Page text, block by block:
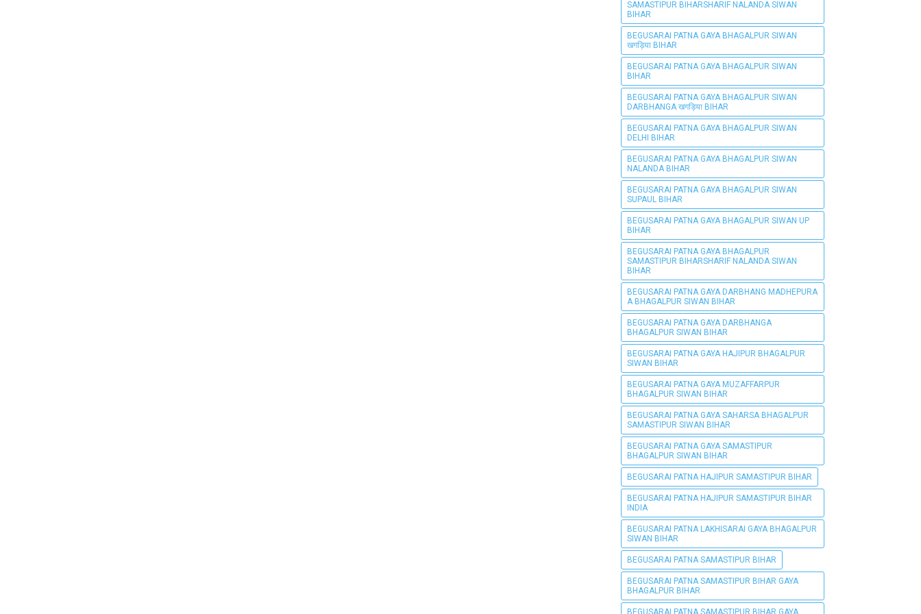
SAMASTIPUR BIHARSHARIF NALANDA SIWAN
BIHAR
BEGUSARAI PATNA GAYA BHAGALPUR SIWAN
खगड़िया BIHAR
BEGUSARAI PATNA GAYA BHAGALPUR SIWAN
BIHAR
BEGUSARAI PATNA GAYA BHAGALPUR SIWAN
DARBHANGA खगड़िया BIHAR
BEGUSARAI PATNA GAYA BHAGALPUR SIWAN
DELHI BIHAR
BEGUSARAI PATNA GAYA BHAGALPUR SIWAN
NALANDA BIHAR
BEGUSARAI PATNA GAYA BHAGALPUR SIWAN
SUPAUL BIHAR
BEGUSARAI PATNA GAYA BHAGALPUR SIWAN UP
BIHAR
BEGUSARAI PATNA GAYA BHAGALPUR
SAMASTIPUR BIHARSHARIF NALANDA SIWAN
BIHAR
BEGUSARAI PATNA GAYA DARBHANG MADHEPURA
A BHAGALPUR SIWAN BIHAR
BEGUSARAI PATNA GAYA DARBHANGA
BHAGALPUR SIWAN BIHAR
BEGUSARAI PATNA GAYA HAJIPUR BHAGALPUR
SIWAN BIHAR
BEGUSARAI PATNA GAYA MUZAFFARPUR
BHAGALPUR SIWAN BIHAR
BEGUSARAI PATNA GAYA SAHARSA BHAGALPUR
SAMASTIPUR SIWAN BIHAR
BEGUSARAI PATNA GAYA SAMASTIPUR
BHAGALPUR SIWAN BIHAR
BEGUSARAI PATNA HAJIPUR SAMASTIPUR BIHAR
BEGUSARAI PATNA HAJIPUR SAMASTIPUR BIHAR
INDIA
BEGUSARAI PATNA LAKHISARAI GAYA BHAGALPUR
SIWAN BIHAR
BEGUSARAI PATNA SAMASTIPUR BIHAR
BEGUSARAI PATNA SAMASTIPUR BIHAR GAYA
BHAGALPUR BIHAR
BEGUSARAI PATNA SAMASTIPUR BIHAR GAYA